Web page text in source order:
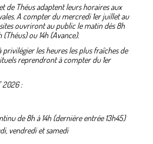
de Théus adaptent leurs horaires aux
A compter du mercredi 1er juillet au
ouvriront au public le matin dès 8h
ou 14h (Avance).
les heures les plus fraîches de
reprendront à compter du 1er
2026 :
de 8h à 14h (dernière entrée 13h45)
vendredi et samedi